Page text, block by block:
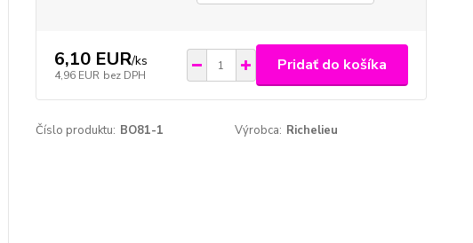
6,10 EUR/ks
4,96 EUR bez DPH
Pridať do košíka
Číslo produktu: BO81-1 Výrobca: Richelieu